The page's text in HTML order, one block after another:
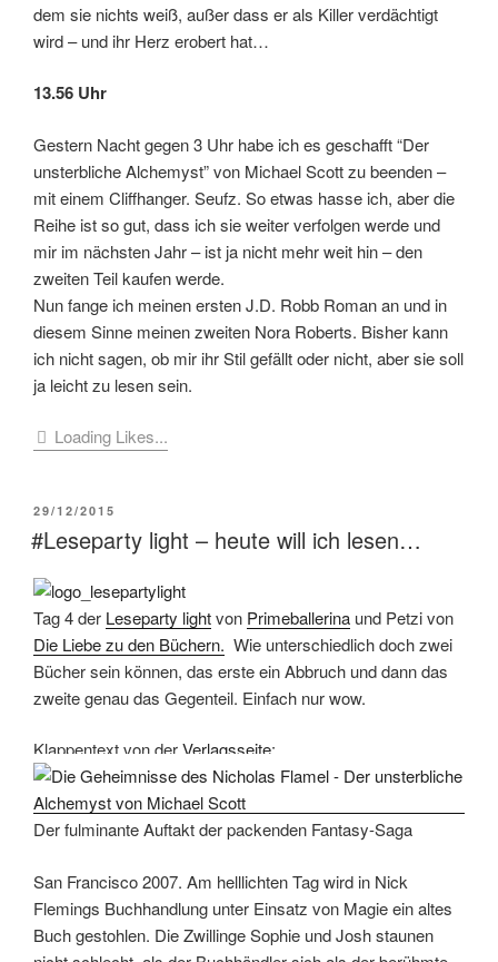
dem sie nichts weiß, außer dass er als Killer verdächtigt
wird – und ihr Herz erobert hat…
13.56 Uhr
Gestern Nacht gegen 3 Uhr habe ich es geschafft “Der
unsterbliche Alchemyst” von Michael Scott zu beenden –
mit einem Cliffhanger. Seufz. So etwas hasse ich, aber die
Reihe ist so gut, dass ich sie weiter verfolgen werde und
mir im nächsten Jahr – ist ja nicht mehr weit hin – den
zweiten Teil kaufen werde.
Nun fange ich meinen ersten J.D. Robb Roman an und in
diesem Sinne meinen zweiten Nora Roberts. Bisher kann
ich nicht sagen, ob mir ihr Stil gefällt oder nicht, aber sie soll
ja leicht zu lesen sein.
Loading Likes...
VERÖFFENTLICHT
AM
29/12/2015
#Leseparty light – heute will ich lesen…
Tag 4 der Leseparty lightvon Primeballerina und Petzi von
Die Liebe zu den Büchern. Wie unterschiedlich doch zwei
Bücher sein können, das erste ein Abbruch und dann das
zweite genau das Gegenteil. Einfach nur wow.
Klappentext von derVerlagsseite:
Der fulminante Auftakt der packenden Fantasy-Saga
San Francisco 2007. Am helllichten Tag wird in Nick
Flemings Buchhandlung unter Einsatz von Magie ein altes
Buch gestohlen. Die Zwillinge Sophie und Josh staunen